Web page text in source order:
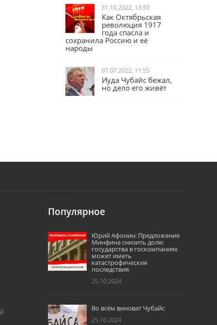
31.10.2022, 13:50
Как Октябрьская
революция 1917
сохранила Россию и её
07.07.2022, 11:55
Юрий Афонин: Предложение
Минфина снизить долю
государства в госкомпаниях
может иметь
катастрофические
последствия
25.10.2024